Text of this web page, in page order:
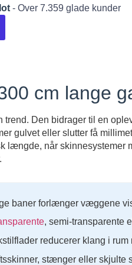
- Over 7.359 glade kunder
cm lange
trend. Den bidrager til en
gulvet eller slutter få
længde, når skinnesystemer
baner forlænger væggene
, semi-transparente
reducerer klang i rum
stænger eller skjulte